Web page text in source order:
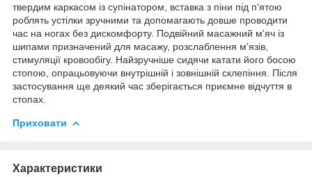
твердим каркасом із супінатором, вставка з піни під п'ятою
роблять устілки зручними та допомагають довше проводити
час на ногах без дискомфорту. Подвійний масажний м'яч із
шипами призначений для масажу, розслаблення м'язів,
стимуляції кровообігу. Найзручніше сидячи катати його босою
стопою, опрацьовуючи внутрішній і зовнішній склепіння. Після
застосування ще деякий час зберігається приємне відчуття в
стопах.
Приховати
Характеристики